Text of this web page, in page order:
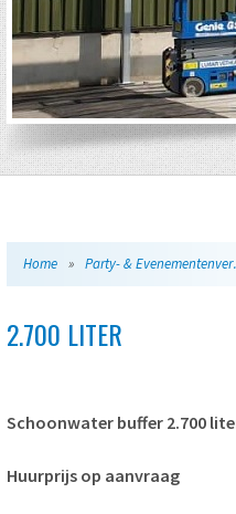
Home »
2.700 LITER
Schoonwater buffer 2.700
Huurprijs op aanvraag